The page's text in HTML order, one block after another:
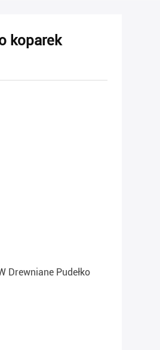
koparek
Drewniane Pudełko